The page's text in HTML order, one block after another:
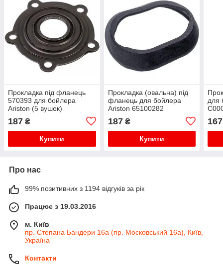
Прокладка під фланець
570393 для бойлера
Ariston (5 вушок)
187 ₴
Купити
Прокладка (овальна) під
фланець для бойлера
Ariston 65100282
187₴
Купити
для
167
Про нас
99% позитивних з 1194 відгуків за рік
Працює з 19.03.2016
м. Київ
пр. Степана Бандери 16а (пр. Московський 16а), Київ,
Україна
Контакти